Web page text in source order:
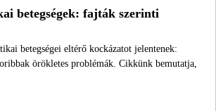
betegségek: fajták szerinti
betegségei eltérő kockázatot jelentenek:
örökletes problémák. Cikkünk bemutatja,